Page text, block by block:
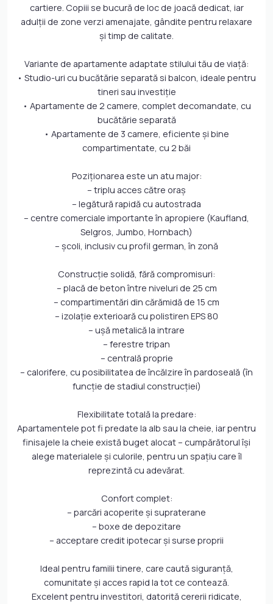
cartiere. Copiii se bucură de loc de joacă dedicat, iar
adulții de zone verzi amenajate, gândite pentru relaxare
și timp de calitate.
Variante de apartamente adaptate stilului tău de viață:
• Studio-uri cu bucătărie separată si balcon, ideale pentru
tineri sau investiție
• Apartamente de 2 camere, complet decomandate, cu
bucătărie separată
• Apartamente de 3 camere, eficiente și bine
compartimentate, cu 2 băi
Poziționarea este un atu major:
– triplu acces către oraș
– legătură rapidă cu autostrada
– centre comerciale importante în apropiere (Kaufland,
Selgros, Jumbo, Hornbach)
– școli, inclusiv cu profil german, în zonă
Construcție solidă, fără compromisuri:
– placă de beton între niveluri de 25 cm
– compartimentări din cărămidă de 15 cm
– izolație exterioară cu polistiren EPS 80
– ușă metalică la intrare
– ferestre tripan
– centrală proprie
– calorifere, cu posibilitatea de încălzire în pardoseală (în
funcție de stadiul construcției)
Flexibilitate totală la predare:
Apartamentele pot fi predate la alb sau la cheie, iar pentru
finisajele la cheie există buget alocat – cumpărătorul își
alege materialele și culorile, pentru un spațiu care îl
reprezintă cu adevărat.
Confort complet:
– parcări acoperite și supraterane
– boxe de depozitare
– acceptare credit ipotecar și surse proprii
Ideal pentru familii tinere, care caută siguranță,
comunitate și acces rapid la tot ce contează.
Excelent pentru investitori, datorită cererii ridicate,